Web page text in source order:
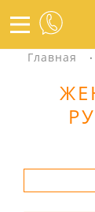
Главная